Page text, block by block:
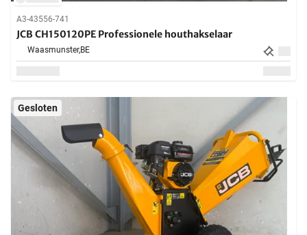
A3-43556-741
JCB CH150120PE Professionele houthakselaar
Waasmunster,BE
Gesloten